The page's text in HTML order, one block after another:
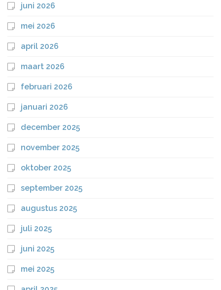
juni 2026
mei 2026
april 2026
maart 2026
februari 2026
januari 2026
december 2025
november 2025
oktober 2025
september 2025
augustus 2025
juli 2025
juni 2025
mei 2025